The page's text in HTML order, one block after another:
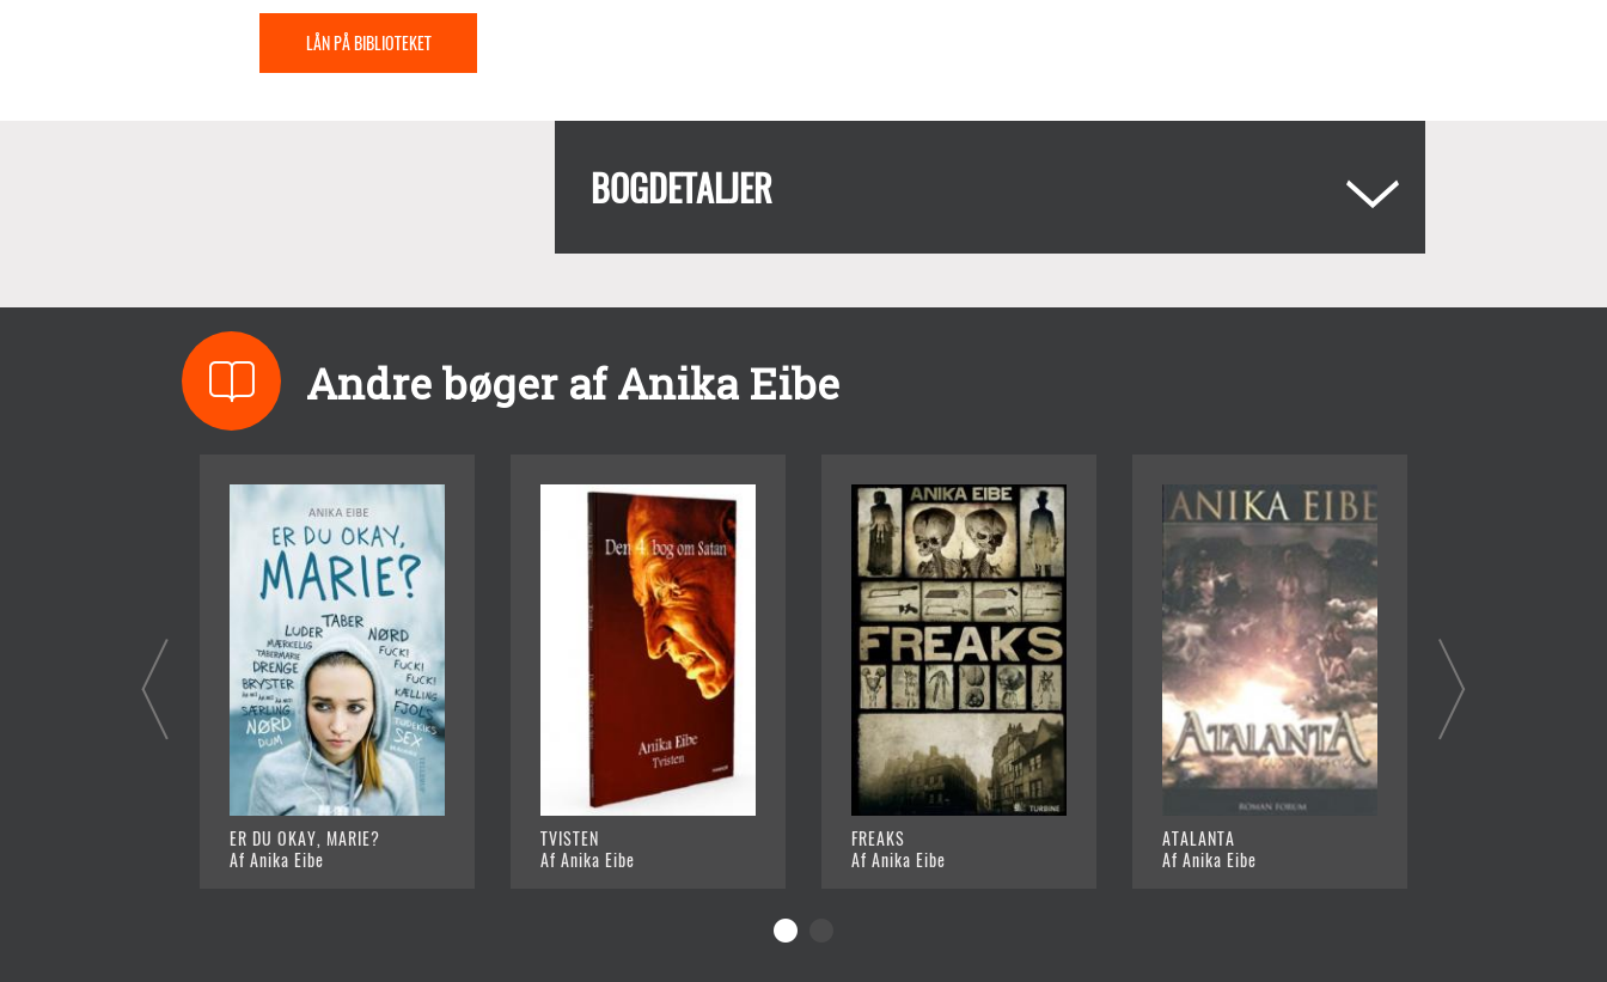
LÅN PÅ BIBLIOTEKET
BOGDETALJER
Andre bøger af Anika Eibe
ER DU OKAY, MARIE?
Af Anika Eibe
TVISTEN
Af Anika Eibe
FREAKS
Af Anika Eibe
ATALANTA
Af Anika Eibe